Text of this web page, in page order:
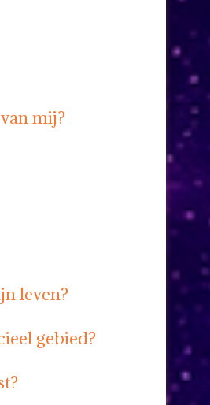
mij?
leven?
gebied?